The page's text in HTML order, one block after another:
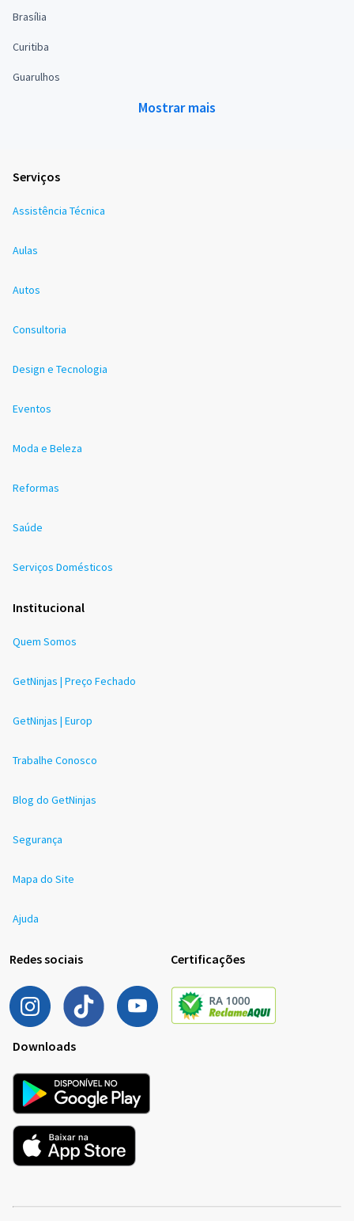
Brasília
Curitiba
Guarulhos
Mostrar mais
Serviços
Assistência Técnica
Aulas
Autos
Consultoria
Design e Tecnologia
Eventos
Moda e Beleza
Reformas
Saúde
Serviços Domésticos
Institucional
Quem Somos
GetNinjas | Preço Fechado
GetNinjas | Europ
Trabalhe Conosco
Blog do GetNinjas
Segurança
Mapa do Site
Ajuda
Redes sociais Certificações
Downloads